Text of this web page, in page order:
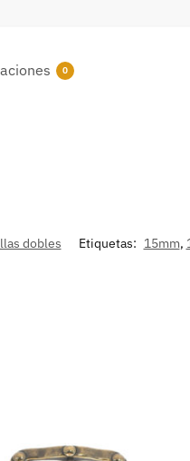
0
dobles Etiquetas: 15mm,